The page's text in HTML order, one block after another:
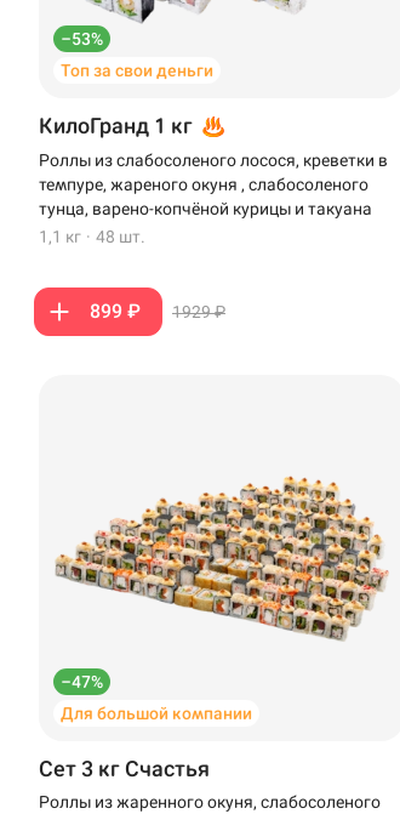
–53%
Топ за свои деньги
КилоГранд 1 кг
Роллы из слабосоленого лосося, креветки в
темпуре, жареного окуня , слабосоленого
тунца, варено-копчёной курицы и такуана
1,1 кг · 48 шт.
899 ₽ 1929 ₽
–47%
Для большой компании
Сет 3 кг Счастья
Роллы из жаренного окуня, слабосоленого